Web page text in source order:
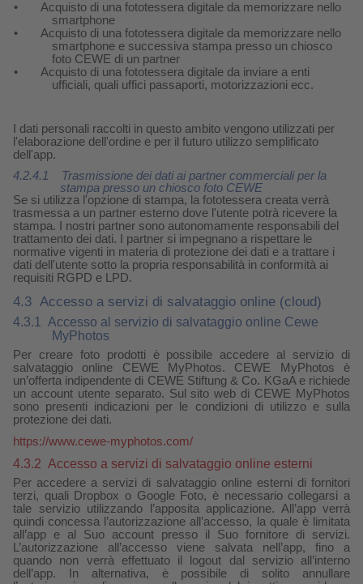
•
Acquisto di una fototessera digitale da memorizzare nello
smartphone
•
Acquisto di una fototessera digitale da memorizzare nello
smartphone e successiva stampa presso un chiosco
foto CEWE di un partner
•
Acquisto di una fototessera digitale da inviare a enti
ufficiali, quali uffici passaporti, motorizzazioni ecc.
I dati personali raccolti in questo ambito vengono utilizzati per
l'elaborazione dell'ordine e per il futuro utilizzo semplificato
dell'app.
4.2.4.1
Trasmissione dei dati ai partner commerciali per la
stampa presso un chiosco foto CEWE
Se si utilizza l'opzione di stampa, la fototessera creata verrà
trasmessa a un partner esterno dove l'utente potrà ricevere la
stampa. I nostri partner sono autonomamente responsabili del
trattamento dei dati. I partner si impegnano a rispettare le
normative vigenti in materia di protezione dei dati e a trattare i
dati dell'utente sotto la propria responsabilità in conformità ai
requisiti RGPD e LPD.
4.3 Accesso a servizi di salvataggio online (cloud)
4.3.1
Accesso al servizio di salvataggio online Cewe
MyPhotos
Per creare foto prodotti è possibile accedere al servizio di
salvataggio online CEWE MyPhotos. CEWE MyPhotos è
un’offerta indipendente di CEWE Stiftung & Co. KGaA e richiede
un account utente separato. Sul sito web di CEWE MyPhotos
sono presenti indicazioni per le condizioni di utilizzo e sulla
protezione dei dati.
https://www.cewe-myphotos.com/
4.3.2 Accesso a servizi di salvataggio online esterni
Per accedere a servizi di salvataggio online esterni di fornitori
terzi, quali Dropbox o Google Foto, è necessario collegarsi a
tale servizio utilizzando l’apposita applicazione. All’app verrà
quindi concessa l’autorizzazione all’accesso, la quale è limitata
all’app e al Suo account presso il Suo fornitore di servizi.
L’autorizzazione all’accesso viene salvata nell’app, fino a
quando non verrà effettuato il logout dal servizio all’interno
dell’app. In alternativa, è possibile di solito annullare